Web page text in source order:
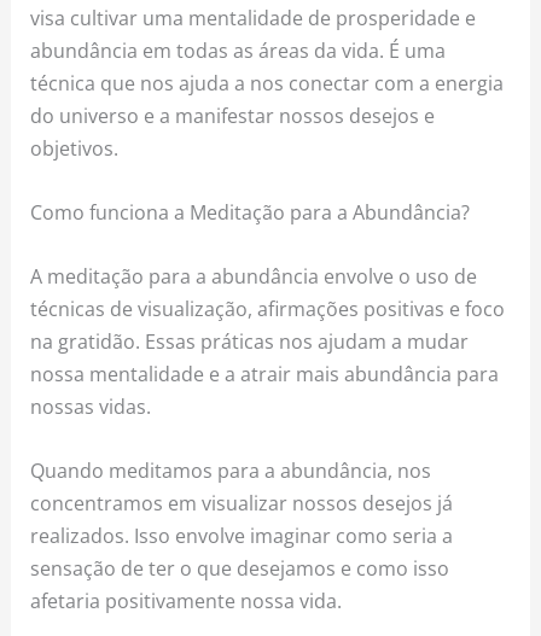
visa cultivar uma mentalidade de prosperidade e
abundância em todas as áreas da vida. É uma
técnica que nos ajuda a nos conectar com a energia
do universo e a manifestar nossos desejos e
objetivos.
Como funciona a Meditação para a Abundância?
A meditação para a abundância envolve o uso de
técnicas de visualização, afirmações positivas e foco
na gratidão. Essas práticas nos ajudam a mudar
nossa mentalidade e a atrair mais abundância para
nossas vidas.
Quando meditamos para a abundância, nos
concentramos em visualizar nossos desejos já
realizados. Isso envolve imaginar como seria a
sensação de ter o que desejamos e como isso
afetaria positivamente nossa vida.